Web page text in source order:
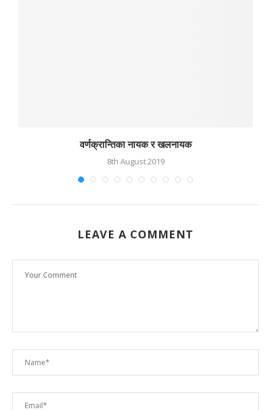
वर्णक्रान्तिका नायक र खलनायक
8th August 2019
LEAVE A COMMENT